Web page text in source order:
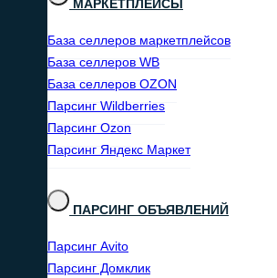
МАРКЕТПЛЕЙСЫ
База селлеров маркетплейсов
База селлеров WB
База селлеров OZON
Парсинг Wildberries
Парсинг Ozon
Парсинг Яндекс Маркет
ПАРСИНГ ОБЪЯВЛЕНИЙ
Парсинг Avito
Парсинг Домклик